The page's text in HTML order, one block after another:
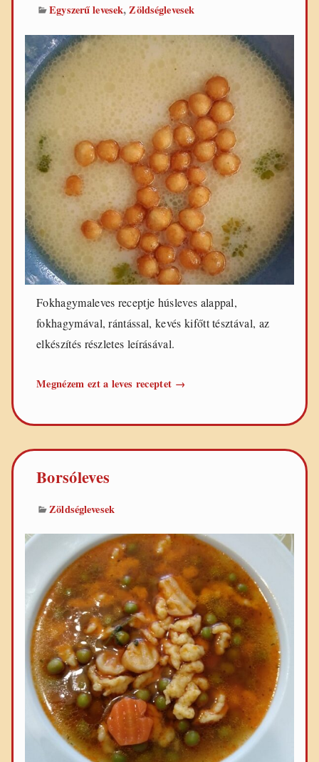
Egyszerű levesek,Zöldséglevesek
Fokhagymaleves receptje húsleves alappal,
fokhagymával, rántással, kevés kifőtt tésztával, az
elkészítés részletes leírásával.
Megnézem ezt a leves receptet Fokhagymaleves
→
Borsóleves
Zöldséglevesek